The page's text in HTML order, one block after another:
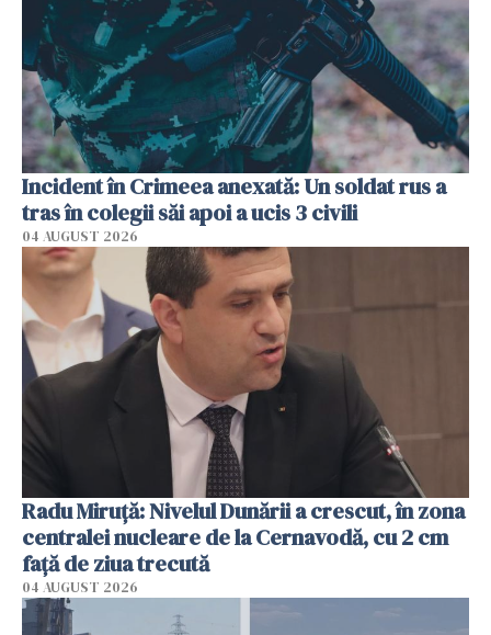
Incident în Crimeea anexată: Un soldat rus a
tras în colegii săi apoi a ucis 3 civili
04 AUGUST 2026
Radu Miruţă: Nivelul Dunării a crescut, în zona
centralei nucleare de la Cernavodă, cu 2 cm
faţă de ziua trecută
04 AUGUST 2026